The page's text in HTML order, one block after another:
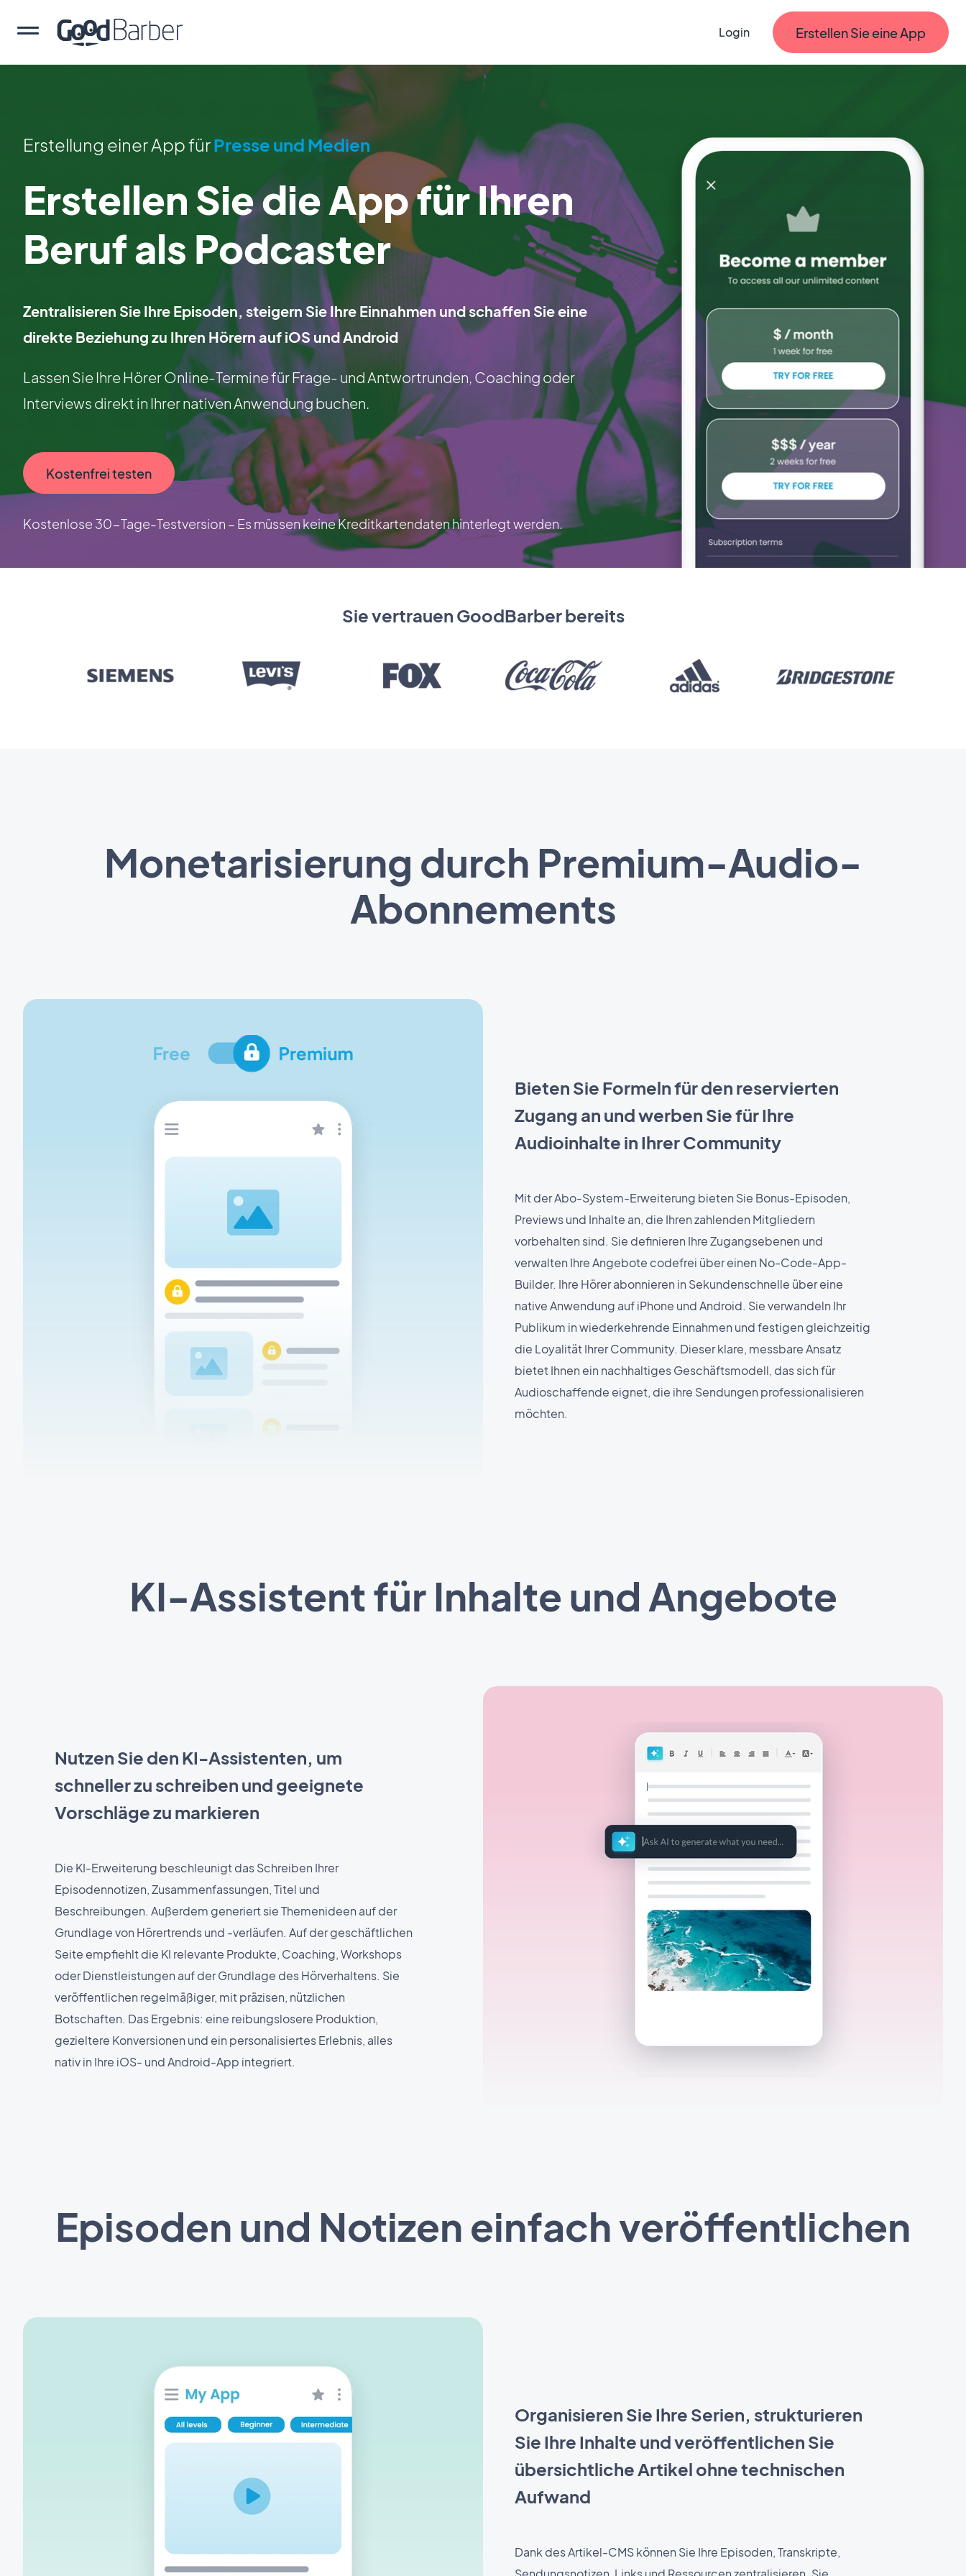
Login Erstellen Sie eine App
Erstellung einer App fürPresse und Medien
Erstellen Sie die App für Ihren
Beruf als Podcaster
Zentralisieren Sie Ihre Episoden, steigern Sie Ihre Einnahmen und schaffen Sie eine
direkte Beziehung zu Ihren Hörern auf iOS und Android
Lassen Sie Ihre Hörer Online-Termine für Frage- und Antwortrunden, Coaching oder
Interviews direkt in Ihrer nativen Anwendung buchen.
Kostenfrei testen
Kostenlose 30-Tage-Testversion – Es müssen keine Kreditkartendaten hinterlegt werden.
Sie vertrauen GoodBarber bereits
Monetarisierung durch Premium-Audio-
Abonnements
Bieten Sie Formeln für den reservierten
Zugang an und werben Sie für Ihre
Audioinhalte in Ihrer Community
Mit der Abo-System-Erweiterung bieten Sie Bonus-Episoden,
Previews und Inhalte an, die Ihren zahlenden Mitgliedern
vorbehalten sind. Sie definieren Ihre Zugangsebenen und
verwalten Ihre Angebote codefrei über einen No-Code-App-
Builder. Ihre Hörer abonnieren in Sekundenschnelle über eine
native Anwendung auf iPhone und Android. Sie verwandeln Ihr
Publikum in wiederkehrende Einnahmen und festigen gleichzeitig
die Loyalität Ihrer Community. Dieser klare, messbare Ansatz
bietet Ihnen ein nachhaltiges Geschäftsmodell, das sich für
Audioschaffende eignet, die ihre Sendungen professionalisieren
möchten.
KI-Assistent für Inhalte und Angebote
Nutzen Sie den KI-Assistenten, um
schneller zu schreiben und geeignete
Vorschläge zu markieren
Die KI-Erweiterung beschleunigt das Schreiben Ihrer
Episodennotizen, Zusammenfassungen, Titel und
Beschreibungen. Außerdem generiert sie Themenideen auf der
Grundlage von Hörertrends und -verläufen. Auf der geschäftlichen
Seite empfiehlt die KI relevante Produkte, Coaching, Workshops
oder Dienstleistungen auf der Grundlage des Hörverhaltens. Sie
veröffentlichen regelmäßiger, mit präzisen, nützlichen
Botschaften. Das Ergebnis: eine reibungslosere Produktion,
gezieltere Konversionen und ein personalisiertes Erlebnis, alles
nativ in Ihre iOS- und Android-App integriert.
Episoden und Notizen einfach veröffentlichen
Organisieren Sie Ihre Serien, strukturieren
Sie Ihre Inhalte und veröffentlichen Sie
übersichtliche Artikel ohne technischen
Aufwand
Dank des Artikel-CMS können Sie Ihre Episoden, Transkripte,